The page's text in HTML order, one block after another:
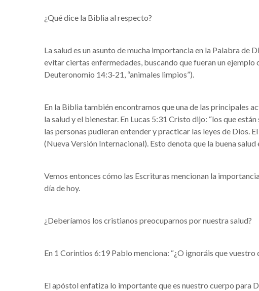
¿Qué dice la Biblia al respecto?
La salud es un asunto de mucha importancia en la Palabra de
evitar ciertas enfermedades, buscando que fueran un
Deuteronomio 14:3-21, “animales limpios”).
En la Biblia también encontramos que una de las principales
la salud y el bienestar. En Lucas 5:31 Cristo dijo: “los que
las personas pudieran entender y practicar las leyes de Dios.
(Nueva Versión Internacional). Esto denota que la buena
Vemos entonces cómo las Escrituras mencionan la
día de hoy.
¿Deberíamos los cristianos preocuparnos por nuestra salud?
En 1 Corintios 6:19 Pablo menciona: “¿O ignoráis que
El apóstol enfatiza lo importante que es nuestro cuerpo para